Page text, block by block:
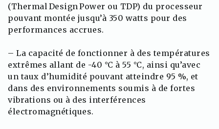
(Thermal Design Power ou TDP) du processeur
pouvant montée jusqu’à 350 watts pour des
performances accrues.
– La capacité de fonctionner à des températures
extrêmes allant de -40 °C à 55 °C, ainsi qu’avec
un taux d’humidité pouvant atteindre 95 %, et
dans des environnements soumis à de fortes
vibrations ou à des interférences
électromagnétiques.